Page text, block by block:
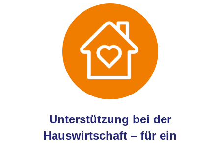
Unterstützung bei der
Hauswirtschaft – für ein